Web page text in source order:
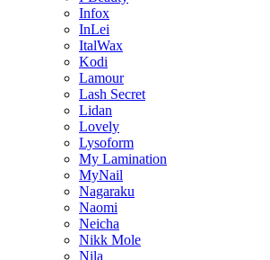
Infox
InLei
ItalWax
Kodi
Lamour
Lash Secret
Lidan
Lovely
Lysoform
My Lamination
MyNail
Nagaraku
Naomi
Neicha
Nikk Mole
Nila